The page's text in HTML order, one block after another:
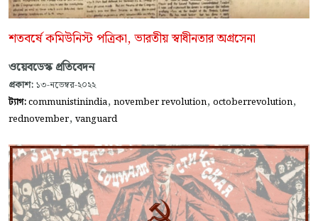
শতবর্ষে কমিউনিস্ট পত্রিকা, ভারতীয় স্বাধীনতার অগ্রসেনা
ওয়েবডেস্ক প্রতিবেদন
প্রকাশ: ১৩-নভেম্বর-২০২২
ট্যাগ:communistinindia, november revolution, octoberrevolution,
rednovember, vanguard